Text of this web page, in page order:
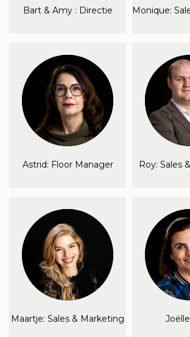
Bart & Amy : Directie Monique:
Astrid: Floor Manager Roy: Sales
Maartje: Sales & Marketing